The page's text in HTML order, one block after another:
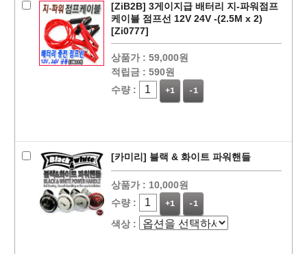
[ZiB2B] 3게이지급 배터리 지-파워점프
케이블 점프선 12V 24V -(2.5M x 2)
[Zi0777]
상품가 : 59,000원
적립금 : 590원
수량 :
+1 -1
[카미리] 블랙 & 화이트 파워핸들
상품가 : 10,000원
수량 :
+1 -1
색상 :